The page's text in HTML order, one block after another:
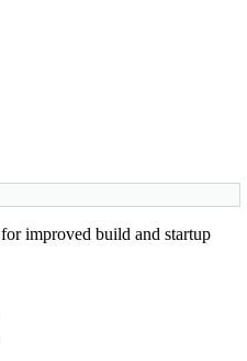
improved build and startup